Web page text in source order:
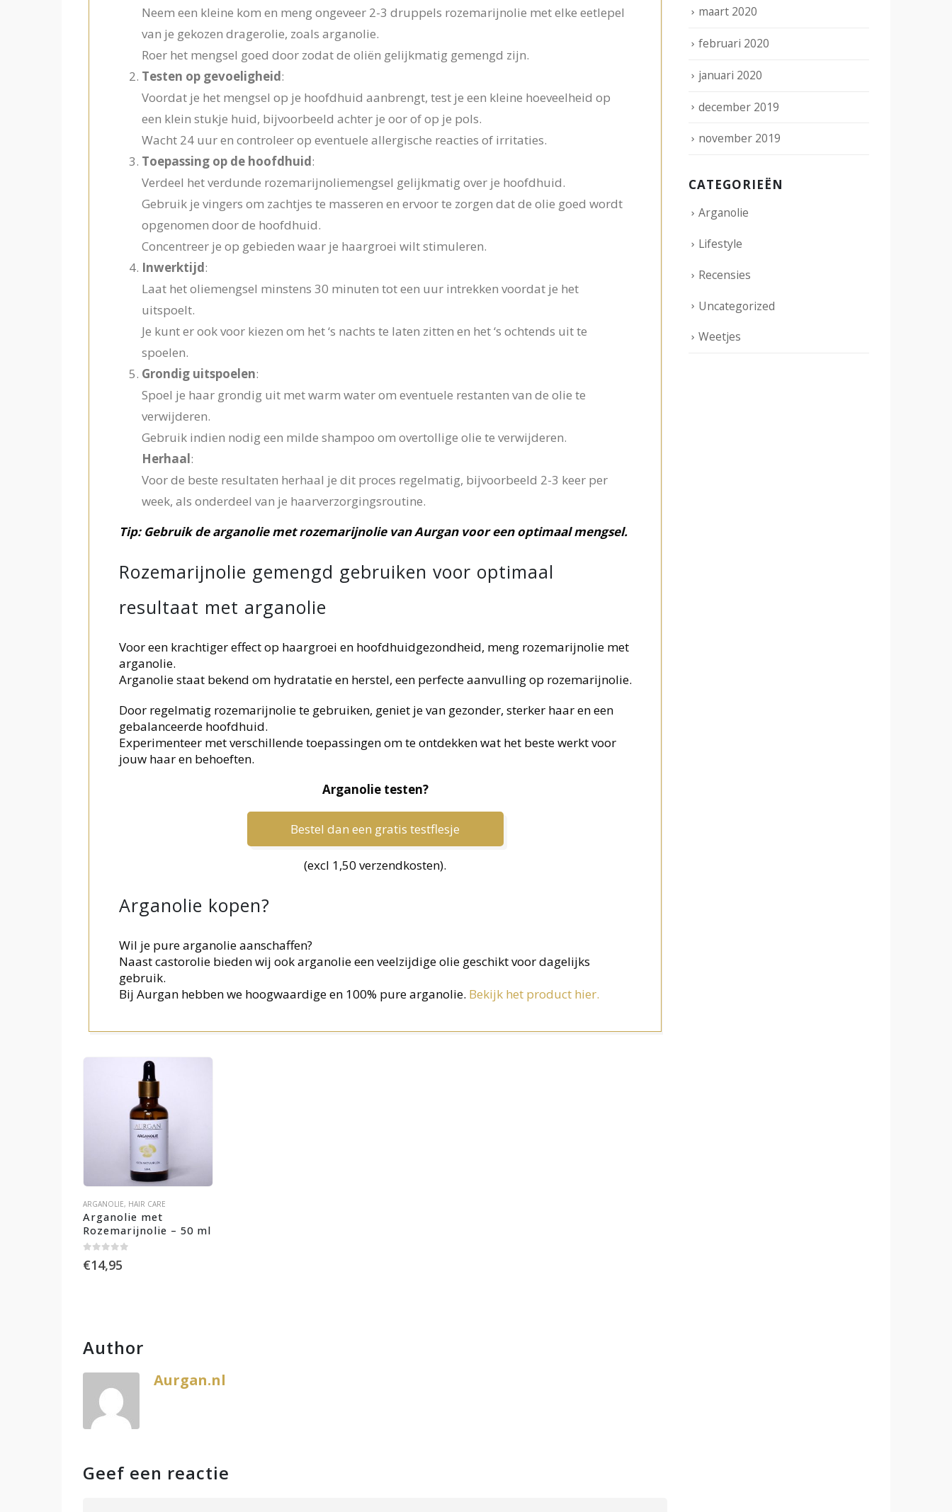
Neem een kleine kom en meng ongeveer 2-3 druppels rozemarijnolie met elke eetlepel
van je gekozen dragerolie, zoals arganolie.
Roer het mengsel goed door zodat de oliën gelijkmatig gemengd zijn.
Testen op gevoeligheid:
Voordat je het mengsel op je hoofdhuid aanbrengt, test je een kleine hoeveelheid op
een klein stukje huid, bijvoorbeeld achter je oor of op je pols.
Wacht 24 uur en controleer op eventuele allergische reacties of irritaties.
Toepassing op de hoofdhuid:
Verdeel het verdunde rozemarijnoliemengsel gelijkmatig over je hoofdhuid.
Gebruik je vingers om zachtjes te masseren en ervoor te zorgen dat de olie goed wordt
opgenomen door de hoofdhuid.
Concentreer je op gebieden waar je haargroei wilt stimuleren.
Inwerktijd:
Laat het oliemengsel minstens 30 minuten tot een uur intrekken voordat je het
uitspoelt.
Je kunt er ook voor kiezen om het ‘s nachts te laten zitten en het ‘s ochtends uit te
spoelen.
Grondig uitspoelen:
Spoel je haar grondig uit met warm water om eventuele restanten van de olie te
verwijderen.
Gebruik indien nodig een milde shampoo om overtollige olie te verwijderen.
Herhaal:
Voor de beste resultaten herhaal je dit proces regelmatig, bijvoorbeeld 2-3 keer per
week, als onderdeel van je haarverzorgingsroutine.
Tip: Gebruik de arganolie met rozemarijnolie van Aurgan voor een optimaal mengsel.
Rozemarijnolie gemengd gebruiken voor optimaal
resultaat met arganolie
Voor een krachtiger effect op haargroei en hoofdhuidgezondheid, meng rozemarijnolie met
arganolie.
Arganolie staat bekend om hydratatie en herstel, een perfecte aanvulling op rozemarijnolie.
Door regelmatig rozemarijnolie te gebruiken, geniet je van gezonder, sterker haar en een
gebalanceerde hoofdhuid.
Experimenteer met verschillende toepassingen om te ontdekken wat het beste werkt voor
jouw haar en behoeften.
Arganolie testen?
Bestel dan een gratis testflesje
(excl 1,50 verzendkosten).
Arganolie kopen?
Wil je pure arganolie aanschaffen?
Naast castorolie bieden wij ook arganolie een veelzijdige olie geschikt voor dagelijks
gebruik.
Bij Aurgan hebben we hoogwaardige en 100% pure arganolie. Bekijk het product hier.
ARGANOLIE, HAIR CARE
Arganolie met
Rozemarijnolie – 50 ml
€14,95
Author
Aurgan.nl
Geef een reactie
maart 2020
februari 2020
januari 2020
december 2019
november 2019
CATEGORIEËN
Arganolie
Lifestyle
Recensies
Uncategorized
Weetjes